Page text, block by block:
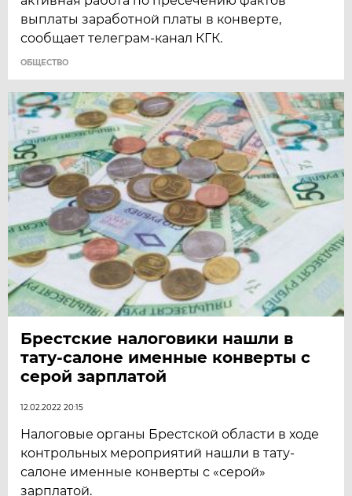
выплаты заработной платы в конверте,
сообщает телеграм-канал КГК.
ОБЩЕСТВО
Брестские налоговики нашли в
тату-салоне именные конверты с
серой зарплатой
12.02.2022 20:15
Налоговые органы Брестской области в ходе
контрольных мероприятий нашли в тату-
салоне именные конверты с «серой»
зарплатой.